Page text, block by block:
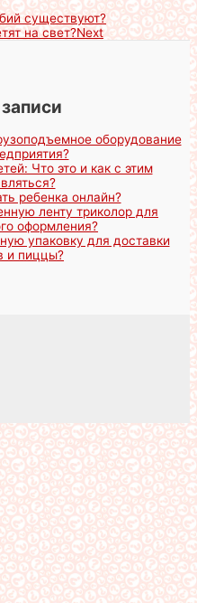
существуют?
на свет?Next
оборудование
Что это и как с этим
ребенка онлайн?
ленту триколор для
оформления?
упаковку для доставки
и пиццы?